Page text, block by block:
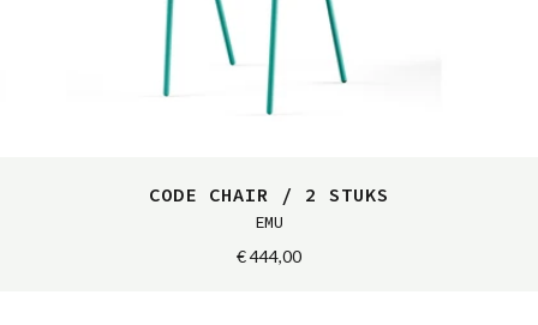
CODE CHAIR / 2 STUKS
EMU
€ 444,00